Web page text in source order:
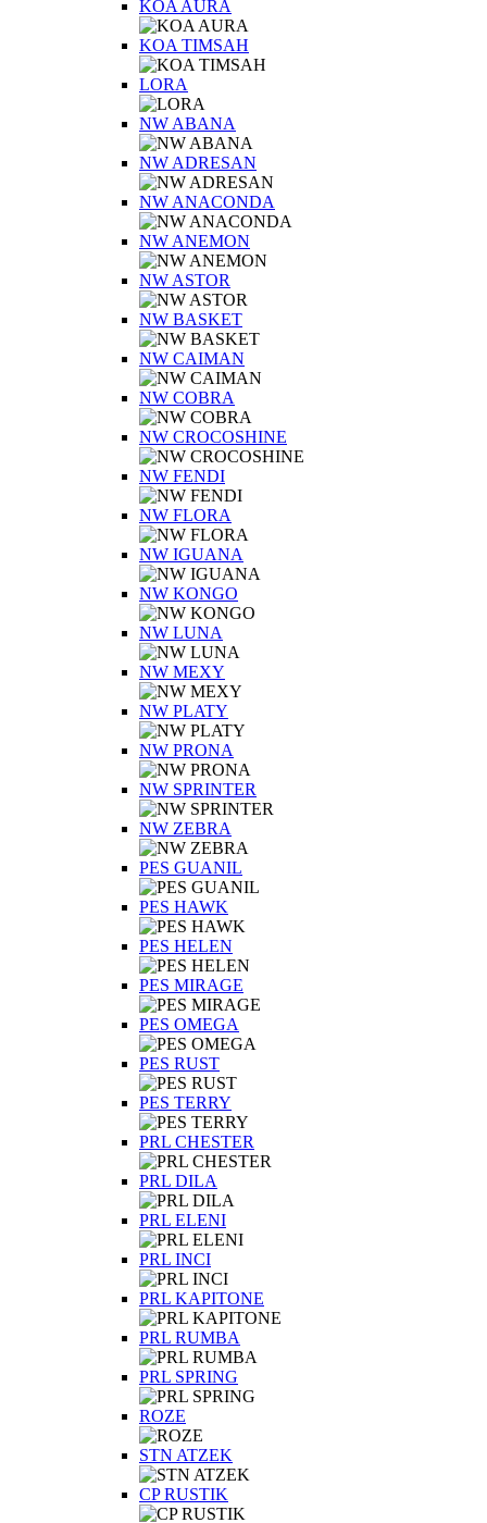
KOA AURA
KOA TIMSAH
LORA
NW ABANA
NW ADRESAN
NW ANACONDA
NW ANEMON
NW ASTOR
NW BASKET
NW CAIMAN
NW COBRA
NW CROCOSHINE
NW FENDI
NW FLORA
NW IGUANA
NW KONGO
NW LUNA
NW MEXY
NW PLATY
NW PRONA
NW SPRINTER
NW ZEBRA
PES GUANIL
PES HAWK
PES HELEN
PES MIRAGE
PES OMEGA
PES RUST
PES TERRY
PRL CHESTER
PRL DILA
PRL ELENI
PRL INCI
PRL KAPITONE
PRL RUMBA
PRL SPRING
ROZE
STN ATZEK
СP RUSTIK